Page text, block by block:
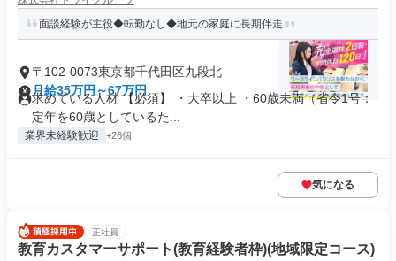
面談経験が主役◆転勤なし◆地元の家庭に長期伴走
〒102-0073東京都千代田区九段北
月給35万円～67万円
求めている人材 【必須】 ・大卒以上 ・60歳未満（省令1号：
定年を60歳としているた...
業界未経験歓迎 +26個
気になる
正社員
教育カスタマーサポート(教育経験者枠)(地域限定コース)